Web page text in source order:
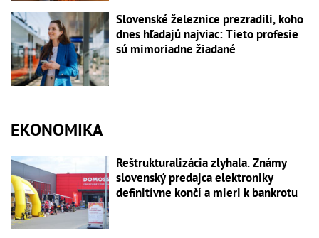
Slovenské železnice prezradili, koho
dnes hľadajú najviac: Tieto profesie
sú mimoriadne žiadané
EKONOMIKA
Reštrukturalizácia zlyhala. Známy
slovenský predajca elektroniky
definitívne končí a mieri k bankrotu